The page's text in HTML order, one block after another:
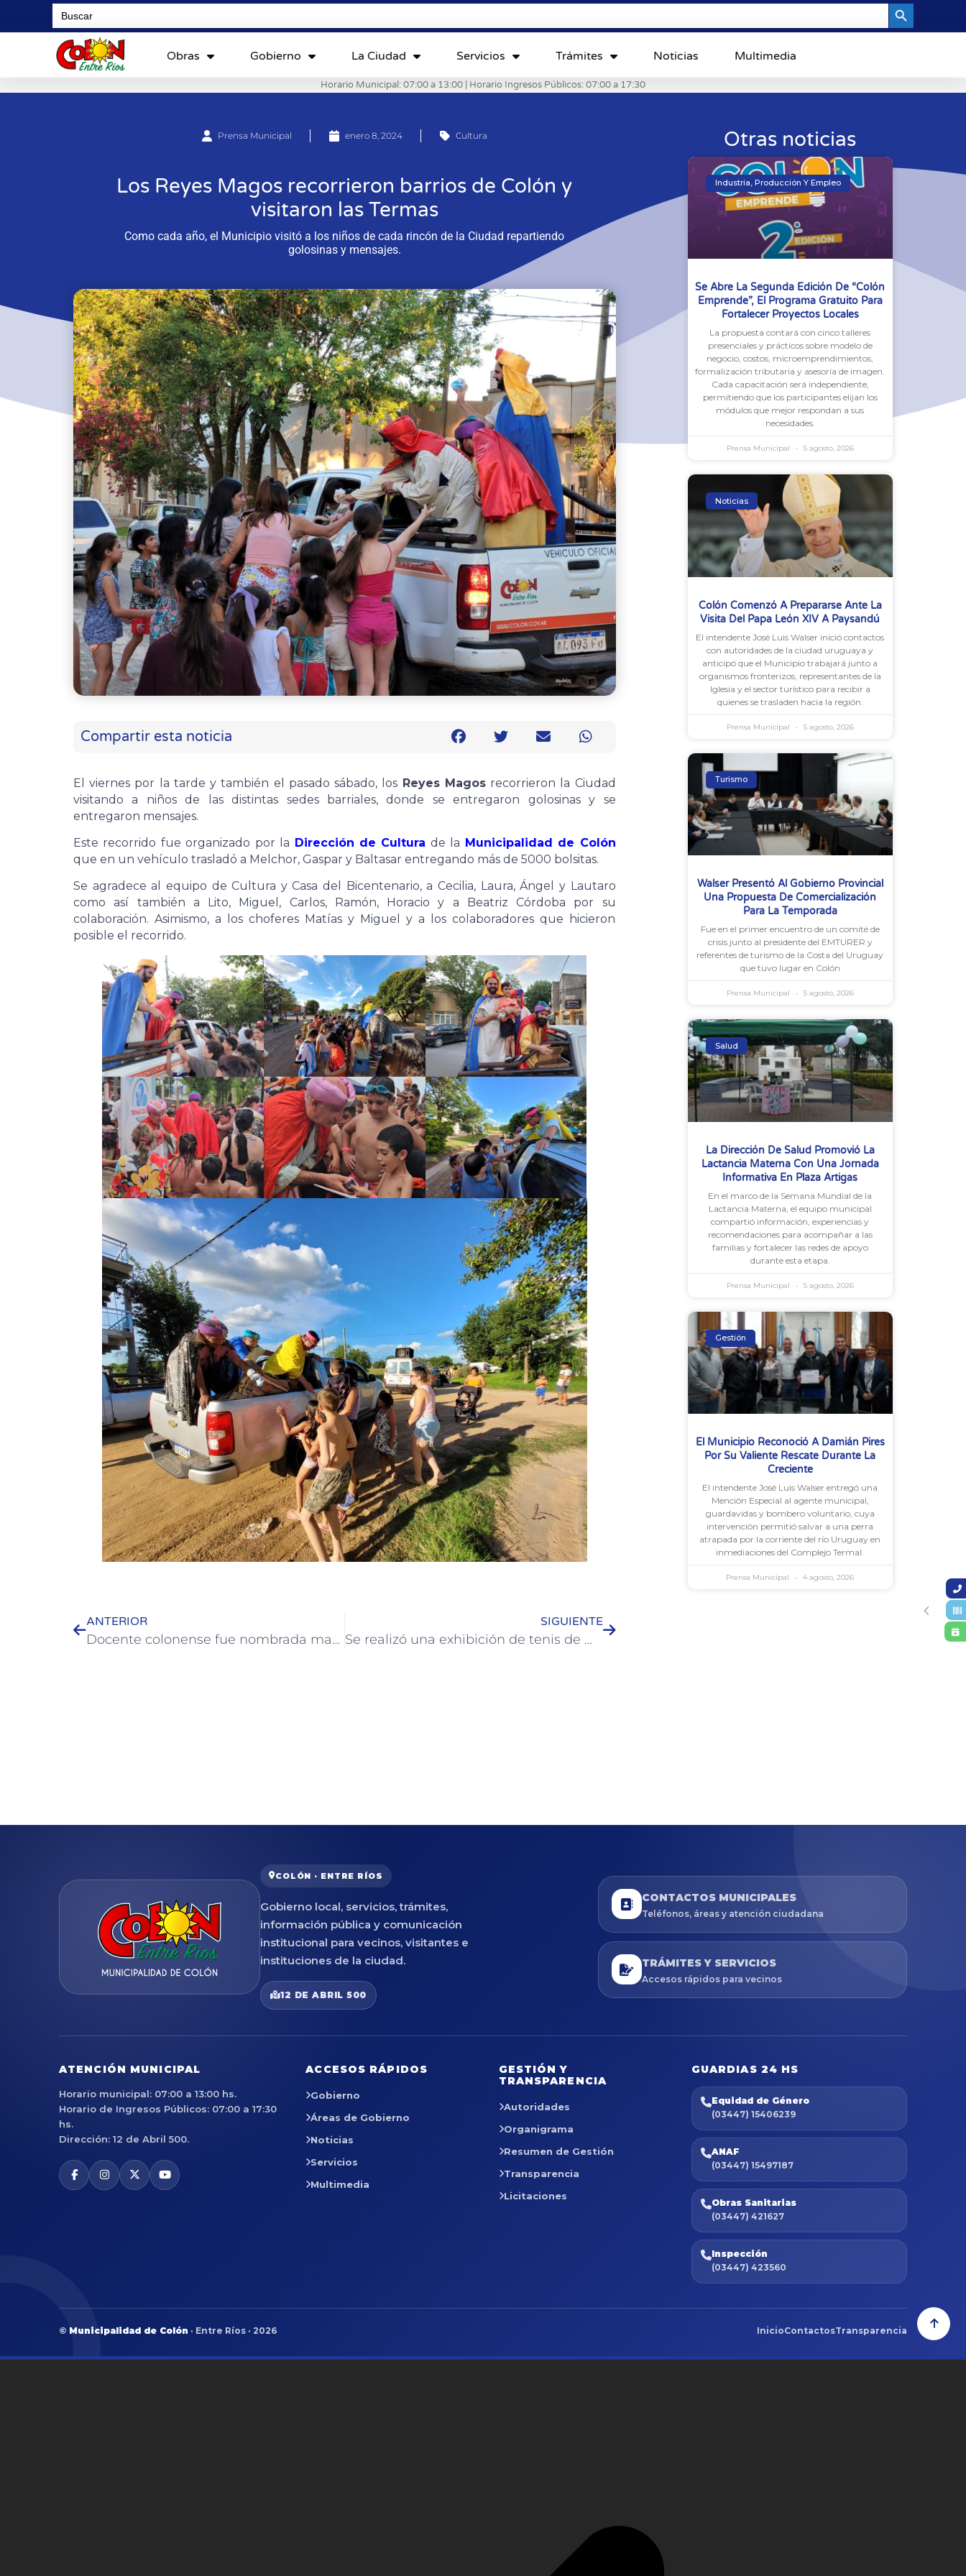
Search
for:
Obras Gobierno La Ciudad Servicios Trámites Noticias Multimedia
Horario Municipal: 07:00 a 13:00 | Horario Ingresos Públicos: 07:00 a 17:30
Prensa Municipal enero 8, 2024 Cultura
Los Reyes Magos recorrieron barrios de Colón y
visitaron las Termas
Como cada año, el Municipio visitó a los niños de cada rincón de la Ciudad repartiendo
golosinas y mensajes.
Compartir esta noticia
El viernes por la tarde y también el pasado sábado, los Reyes Magosrecorrieron la Ciudad
visitando a niños de las distintas sedes barriales, donde se entregaron golosinas y se
entregaron mensajes.
Este recorrido fue organizado por la Dirección de Cultura de la Municipalidad de Colón
que en un vehículo trasladó a Melchor, Gaspar y Baltasar entregando más de 5000 bolsitas.
Se agradece al equipo de Cultura y Casa del Bicentenario, a Cecilia, Laura, Ángel y Lautaro
como así también a Lito, Miguel, Carlos, Ramón, Horacio y a Beatriz Córdoba por su
colaboración. Asimismo, a los choferes Matías y Miguel y a los colaboradores que hicieron
posible el recorrido.
ANTERIOR
Docente colonense fue nombrada madrina honorífica del SUM de barrio San Gabriel
SIGUIENTE
Se realizó una exhibición de tenis de mesa en plaza Artigas
Otras noticias
Industria, Producción Y Empleo
Se Abre La Segunda Edición De “Colón
Emprende”, El Programa Gratuito Para
Fortalecer Proyectos Locales
La propuesta contará con cinco talleres
presenciales y prácticos sobre modelo de
negocio, costos, microemprendimientos,
formalización tributaria y asesoría de imagen.
Cada capacitación será independiente,
permitiendo que los participantes elijan los
módulos que mejor respondan a sus
necesidades.
Prensa Municipal 5 agosto, 2026
Noticias
Colón Comenzó A Prepararse Ante La
Visita Del Papa León XIV A Paysandú
El intendente José Luis Walser inició contactos
con autoridades de la ciudad uruguaya y
anticipó que el Municipio trabajará junto a
organismos fronterizos, representantes de la
Iglesia y el sector turístico para recibir a
quienes se trasladen hacia la región.
Prensa Municipal 5 agosto, 2026
Turismo
Walser Presentó Al Gobierno Provincial
Una Propuesta De Comercialización
Para La Temporada
Fue en el primer encuentro de un comité de
crisis junto al presidente del EMTURER y
referentes de turismo de la Costa del Uruguay
que tuvo lugar en Colón
Prensa Municipal 5 agosto, 2026
Salud
La Dirección De Salud Promovió La
Lactancia Materna Con Una Jornada
Informativa En Plaza Artigas
En el marco de la Semana Mundial de la
Lactancia Materna, el equipo municipal
compartió información, experiencias y
recomendaciones para acompañar a las
familias y fortalecer las redes de apoyo
durante esta etapa.
Prensa Municipal 5 agosto, 2026
Gestión
El Municipio Reconoció A Damián Pires
Por Su Valiente Rescate Durante La
Creciente
El intendente José Luis Walser entregó una
Mención Especial al agente municipal,
guardavidas y bombero voluntario, cuya
intervención permitió salvar a una perra
atrapada por la corriente del río Uruguay en
inmediaciones del Complejo Termal.
Prensa Municipal 4 agosto, 2026
COLÓN · ENTRE RÍOS
Gobierno local, servicios, trámites,
información pública y comunicación
institucional para vecinos, visitantes e
instituciones de la ciudad.
12 DE ABRIL 500
CONTACTOS MUNICIPALES
Teléfonos, áreas y atención ciudadana
TRÁMITES Y SERVICIOS
Accesos rápidos para vecinos
ATENCIÓN MUNICIPAL
Horario municipal: 07:00 a 13:00 hs.
Horario de Ingresos Públicos: 07:00 a 17:30
hs.
Dirección: 12 de Abril 500.
ACCESOS RÁPIDOS
Gobierno
Áreas de Gobierno
Noticias
Servicios
Multimedia
GESTIÓN Y
TRANSPARENCIA
Autoridades
Organigrama
Resumen de Gestión
Transparencia
Licitaciones
GUARDIAS 24 HS
Equidad de Género
(03447) 15406239
ANAF
(03447) 15497187
Obras Sanitarias
(03447) 421627
Inspección
(03447) 423560
© Municipalidad de Colón · Entre Ríos · 2026 InicioContactosTransparencia